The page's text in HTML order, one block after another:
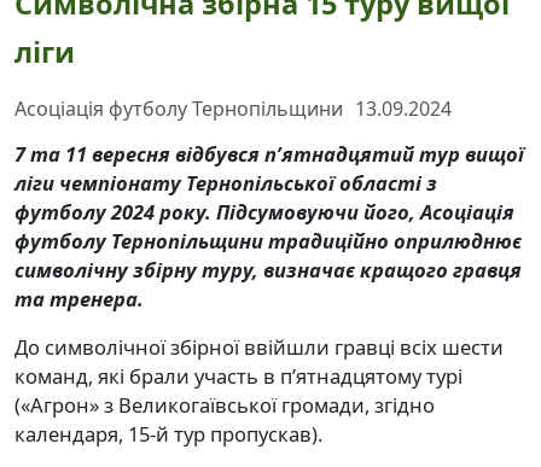
ліги
Асоціація футболу Тернопільщини 13.09.2024
7та 11 вересня відбувся п’ятнадцятий тур вищої
ліги чемпіонату Тернопільської області з
футболу 2024 року. Підсумовуючи його, Асоціація
футболу Тернопільщини традиційно оприлюднює
символічну збірну туру, визначає кращого гравця
та тренера.
До символічної збірної ввійшли гравці всіх шести
команд, які брали участь в п’ятнадцятому турі
(«Агрон» з Великогаївської громади, згідно
календаря, 15-й тур пропускав).